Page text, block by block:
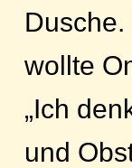
wollte
„Ich
und